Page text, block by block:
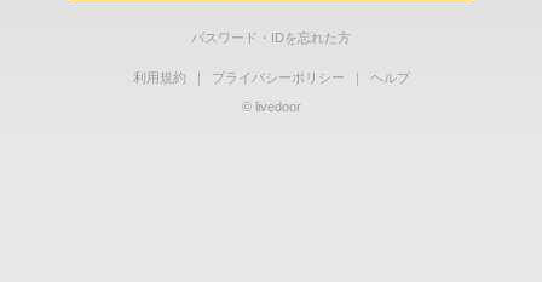
パスワード・IDを忘れた方
利用規約 ｜ プライバシーポリシー ｜
ヘルプ
© livedoor